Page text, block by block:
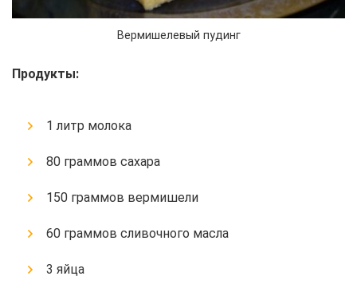
Вермишелевый пудинг
Продукты:
1 литр молока
80 граммов сахара
150 граммов вермишели
60 граммов сливочного масла
3 яйца